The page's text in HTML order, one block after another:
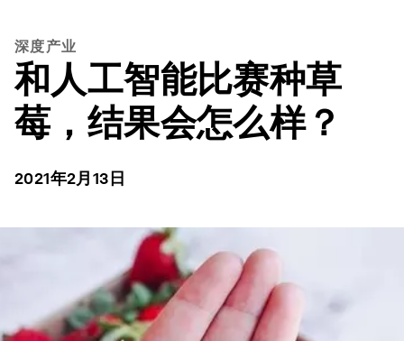
深度产业
和人工智能比赛种草
莓，结果会怎么样？
2021年2月13日